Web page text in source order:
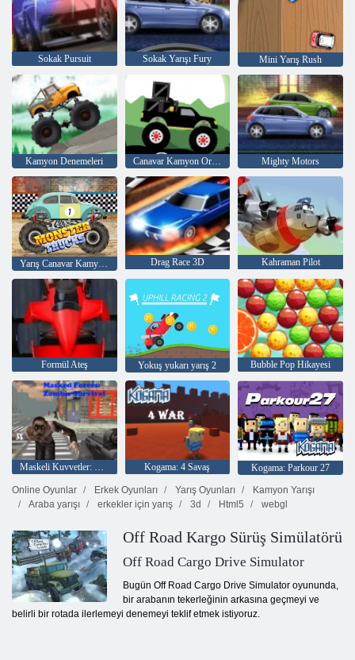
Sokak Pursuit Sokak Yarışı Fury Mini Yarış Rush
Kamyon Denemeleri Canavar Kamyon Orman Teslimi Mighty Motors
Drag Race 3D Kahraman Pilot
Formül Ateş Yokuş yukarı yarış 2 Bubble Pop Hikayesi
Maskeli Kuvvetler: Zombie Survival Kogama: 4 Savaş
Kogama: Parkour 27
Online Oyunlar
Erkek Oyunları Yarış Oyunları
Kamyon Yarışı
Araba yarışı
erkekler için yarış 3d Html5 webgl
Off Road Kargo Sürüş Simülatörü
Off Road Cargo Drive Simulator
Bugün Off Road Cargo Drive Simulator oyununda,
bir arabanın tekerleğinin arkasına geçmeyi ve
belirli bir rotada ilerlemeyi denemeyi teklif etmek istiyoruz.